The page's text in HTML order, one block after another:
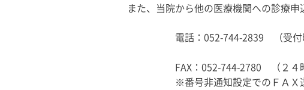
また、当院から他の医療機関への診療申
電話：052-744-2839 （受付時
FAX：052-744-2780 （２４時間自
※番号非通知設定でのＦＡＸ送信